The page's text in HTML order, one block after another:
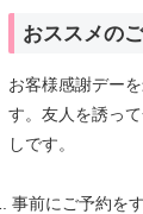
おススメの
お客様感謝デー
す。友人を誘っ
しです。
事前にご予約を